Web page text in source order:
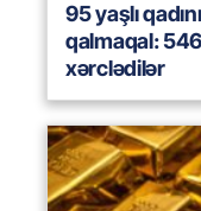
95 yaşlı
qalmaqal:
xərclədilər